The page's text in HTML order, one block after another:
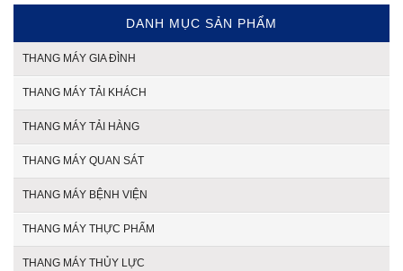
DANH MỤC SẢN PHẨM
THANG MÁY GIA ĐÌNH
THANG MÁY TẢI KHÁCH
THANG MÁY TẢI HÀNG
THANG MÁY QUAN SÁT
THANG MÁY BỆNH VIỆN
THANG MÁY THỰC PHẨM
THANG MÁY THỦY LỰC